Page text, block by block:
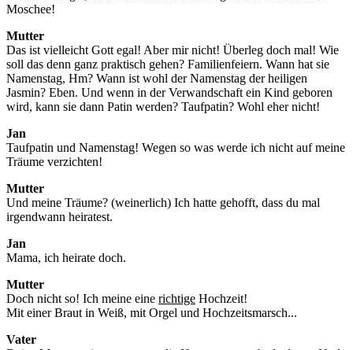
Moschee!
Mutter
Das ist vielleicht Gott egal! Aber mir nicht! Überleg doch mal! Wie
soll das denn ganz praktisch gehen? Familienfeiern. Wann hat sie
Namenstag, Hm? Wann ist wohl der Namenstag der heiligen
Jasmin? Eben. Und wenn in der Verwandschaft ein Kind geboren
wird, kann sie dann Patin werden? Taufpatin? Wohl eher nicht!
Jan
Taufpatin und Namenstag! Wegen so was werde ich nicht auf meine
Träume verzichten!
Mutter
Und meine Träume? (weinerlich) Ich hatte gehofft, dass du mal
irgendwann heiratest.
Jan
Mama, ich heirate doch.
Mutter
Doch nicht so! Ich meine eine richtige Hochzeit!
Mit einer Braut in Weiß, mit Orgel und Hochzeitsmarsch...
Vater